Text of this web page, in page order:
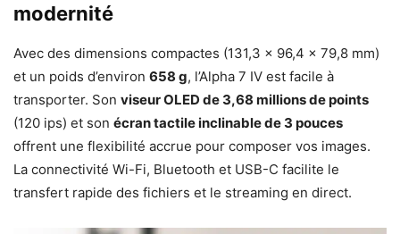
modernité
Avec des dimensions compactes (131,3 x 96,4 x 79,8 mm)
et un poids d’environ 658 g, l’Alpha 7 IV est facile à
transporter. Son viseur OLED de 3,68 millions de points
(120 ips) et son écran tactile inclinable de 3 pouces
offrent une flexibilité accrue pour composer vos images.
La connectivité Wi-Fi, Bluetooth et USB-C facilite le
transfert rapide des fichiers et le streaming en direct.